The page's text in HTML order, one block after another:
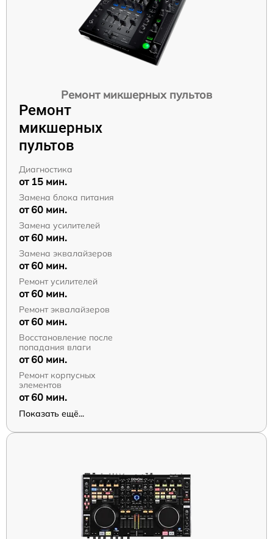
Ремонт микшерных пультов
Ремонт
микшерных
пультов
Диагностика
от 15 мин.
Замена блока питания
от 60 мин.
Замена усилителей
от 60 мин.
Замена эквалайзеров
от 60 мин.
Ремонт усилителей
от 60 мин.
Ремонт эквалайзеров
от 60 мин.
Восстановление после
попадания влаги
от 60 мин.
Ремонт корпусных
элементов
от 60 мин.
Показать ещё...